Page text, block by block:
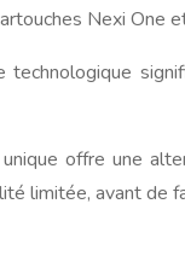
Nexi One
offre une
limitée, avant de